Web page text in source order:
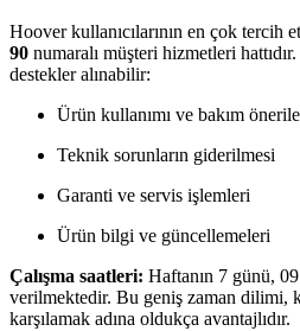
Hoover kullanıcılarının en çok tercih
90 numaralı müşteri hizmetleri
destekler alınabilir:
Ürün kullanımı ve bakım
Teknik sorunların giderilmesi
Garanti ve servis işlemleri
Ürün bilgi ve güncellemeleri
Çalışma saatleri: Haftanın 7 günü,
verilmektedir. Bu geniş zaman dilimi,
karşılamak adına oldukça avantajlıdır.